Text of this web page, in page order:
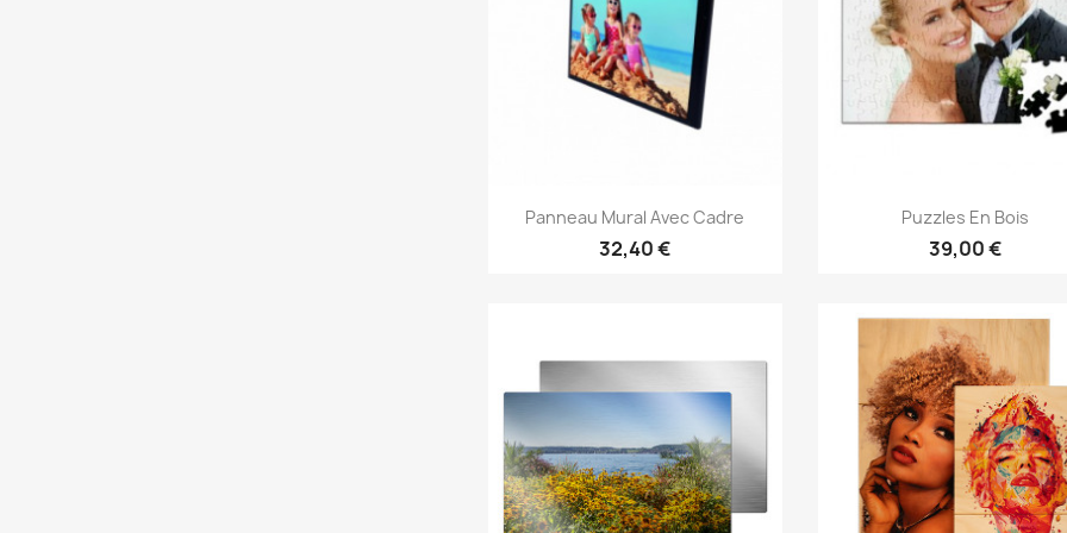
Aperçu rapide
Panneau Mural Avec Cadre
32,40 €
Aperçu rapide
Puzzles En Bois
39,00 €